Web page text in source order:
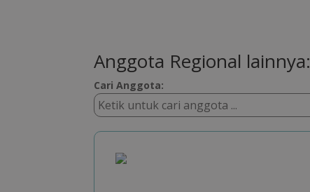
Anggota Regional lainnya:
Cari Anggota: